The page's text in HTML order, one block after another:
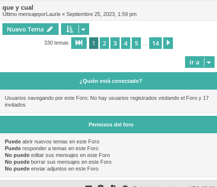
que y cual
Último mensajeporLaurie « Septiembre 25, 2023, 1:59 pm
Nuevo Tema
330 temas Página de 14
1 2 3 4 5 14
Ir a
¿Quién está conectado?
Usuarios navegando por este Foro: No hay usuarios registrados visitando el Foro y 17
invitados
Permisos del foro
Puede abrir nuevos temas en este Foro
Puede responder a temas en este Foro
No puede editar sus mensajes en este Foro
No puede borrar sus mensajes en este Foro
No puede enviar adjuntos en este Foro